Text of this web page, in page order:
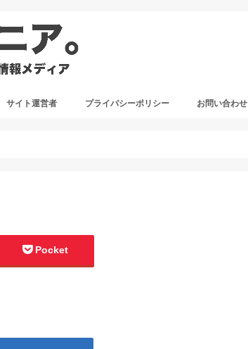
サイト運営者 プライバシーポリシー お問い合わせ
Pocket